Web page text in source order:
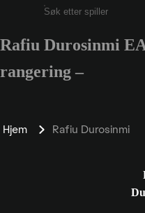
Enter a minimum
Rafiu Durosinmi
rangering –
Hjem Rafiu Durosinmi